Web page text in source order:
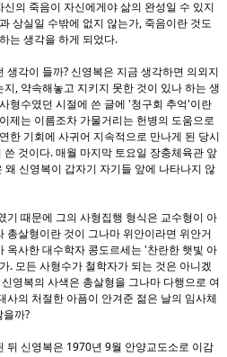
의 죽음이 자신에게야 삶의 완성일 수 있지
상실일 수밖에 없지 않는가, 죽음이란 것도
는 생각을 하게 되었다.
생각이 들까? 신영복은 지금 생각하면 의외지
, 약속해놓고 지키지 못한 것이 있나 하는 생
형수였던 시절에 쓴 글에 '청구회 추억'이란
제는 이름조차 가물거리는 헌병의 도움으로
한 기회에 사귀어 지속적으로 만나게 된 당시
쓴 것이다. 매월 마지막 토요일 장충체육관 앞
왜 신영복이 갑자기 자기들 앞에 나타나지 않
기 때문에 그의 사형집행 형식은 교수형이 아
총살형이란 것이 그나마 위안이라면 위안거
옥사한 대수학자 콩도르세는 '찬란한 햇빛 아
. 모든 사형수가 철학자가 되는 것은 아니겠
영복의 사색은 총살형을 그나마 다행으로 여
사의 처절한 아픔이 안겨준 젊은 날의 임사체
을까?
뒤 신영복은 1970년 9월 안양교도소로 이감